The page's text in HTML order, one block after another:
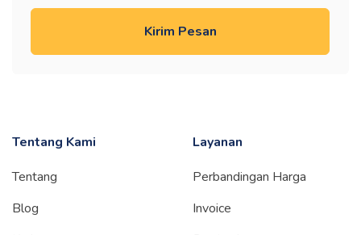
Kirim Pesan
Tentang Kami
Tentang
Blog
Layanan
Perbandingan Harga
Invoice